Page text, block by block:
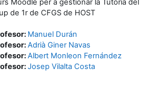
Moodle per a gestionar la Tutoria del
de 1r de CFGS de HOST
Manuel Durán
Adrià Giner Navas
Albert Monleon Fernández
Josep Vilalta Costa